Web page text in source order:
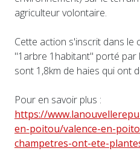
agriculteur volontaire.
Cette action s'inscrit dans le
"1arbre 1habitant" porté par
sont 1,8km de haies qui ont
Pour en savoir plus :
https://
en-poitou/valence-en-
champetres-ont-ete-